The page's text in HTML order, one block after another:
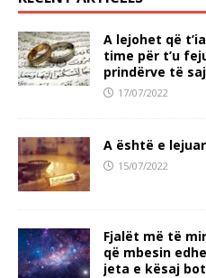
A lejohet që
time për t’u
prindërve të
17/07/2022
A është e
15/07/2022
Fjalët më të
që mbesin
jeta e kësaj